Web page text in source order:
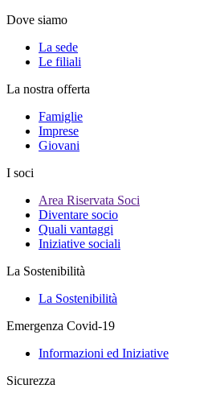
Dove siamo
La sede
Le filiali
La nostra offerta
Famiglie
Imprese
Giovani
I soci
Area Riservata Soci
Diventare socio
Quali vantaggi
Iniziative sociali
La Sostenibilità
La Sostenibilità
Emergenza Covid-19
Informazioni ed Iniziative
Sicurezza